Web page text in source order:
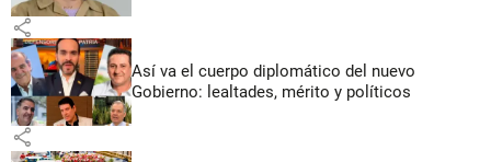
share
Así va el cuerpo diplomático del nuevo
Gobierno: lealtades, mérito y políticos
share